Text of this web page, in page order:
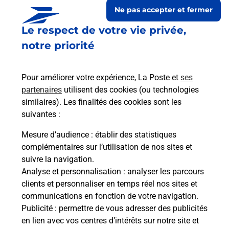
Le respect de votre vie privée,
notre priorité
Pour améliorer votre expérience, La Poste et ses
partenaires utilisent des cookies (ou technologies
similaires). Les finalités des cookies sont les
suivantes :
Mesure d’audience : établir des statistiques
complémentaires sur l’utilisation de nos sites et
suivre la navigation.
Analyse et personnalisation : analyser les parcours
clients et personnaliser en temps réel nos sites et
communications en fonction de votre navigation.
Publicité : permettre de vous adresser des publicités
en lien avec vos centres d’intérêts sur notre site et
Ne pas accepter et fermer
Collecte du courrier aujourd'hui à 09h00
3 Grande Rue
45410 Lion En Beauce
Itinéraire
Le lien s'ouvre dans un nouvel onglet